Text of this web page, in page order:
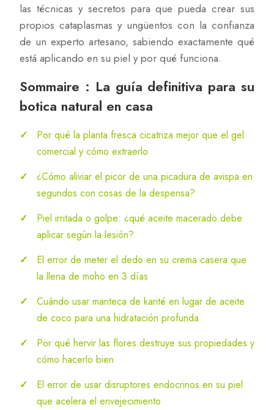
las técnicas y secretos para que pueda crear sus
propios cataplasmas y ungüentos con la confianza
de un experto artesano, sabiendo exactamente qué
está aplicando en su piel y por qué funciona.
Sommaire : La guía definitiva para su
botica natural en casa
Por qué la planta fresca cicatriza mejor que el gel
comercial y cómo extraerlo
¿Cómo aliviar el picor de una picadura de avispa en
segundos con cosas de la despensa?
Piel irritada o golpe: ¿qué aceite macerado debe
aplicar según la lesión?
El error de meter el dedo en su crema casera que
la llena de moho en 3 días
Cuándo usar manteca de karité en lugar de aceite
de coco para una hidratación profunda
Por qué hervir las flores destruye sus propiedades y
cómo hacerlo bien
El error de usar disruptores endocrinos en su piel
que acelera el envejecimiento